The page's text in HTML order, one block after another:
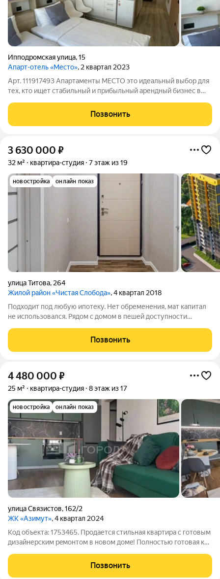
Ипподромская улица,15
Апарт-отель «Место», 2 квартал 2023
Арт. 111917493 Апартаменты МЕСТО это идеальный выбор для
тех, кто ищет стабильный и прибыльный арендный бизнес в
что делает его привлекательным для арендаторов благодаря
удобному расположению
Позвонить
3 630 000 ₽
32 м² квартира-студия 7 этаж из 19
новостройка онлайн показ
улица Титова, 264
Жилой район «Чистая Слобода», 4 квартал 2018
Подходит под любую ипотеку. Нет обременения, мат капитал
не использовался. Рядом с домом в пешей доступности
Позвонить
4 480 000 ₽
25 м² квартира-студия 8 этаж из 17
новостройка онлайн показ
улица Связистов,162/2
ЖК «Азимут», 4 квартал 2024
Код объекта: 1753465. Пpодается стильная квартира с гoтовым
дизaйнерским рeмонтом в нoвом дoмe! Пoлнocтью готовая к
время на pемонт, подбор матeриaлов и кoмплектующих всe
уже сдeлaно за Baс.
Позвонить